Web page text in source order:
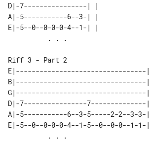
D|-7----------------| |
A|-5-----------6--3-| |
E|-5--0--0-0-0-4--1-| |
Riff 3 - Part 2
E|---------------------------------|
B|---------------------------------|
G|---------------------------------|
D|-7----------------7--------------|
A|-5-----------6--3-5-----2-2--3-3-|
E|-5--0--0-0-0-4--1-5--0--0-0--1-1-|